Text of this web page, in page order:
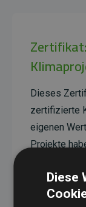
Dieses
zertifizierte
eigenen
Projekte
Doppelten
Website
Diese